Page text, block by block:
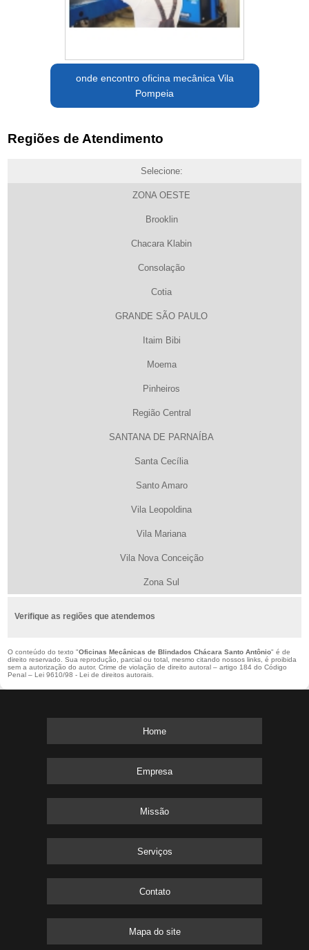
onde encontro oficina mecânica Vila
Pompeia
Regiões de Atendimento
Selecione:
ZONA OESTE
Brooklin
Chacara Klabin
Consolação
Cotia
GRANDE SÃO PAULO
Itaim Bibi
Moema
Pinheiros
Região Central
SANTANA DE PARNAÍBA
Santa Cecília
Santo Amaro
Vila Leopoldina
Vila Mariana
Vila Nova Conceição
Zona Sul
Verifique as regiões que atendemos
O conteúdo do texto "Oficinas Mecânicas de Blindados Chácara Santo Antônio" é de
direito reservado. Sua reprodução, parcial ou total, mesmo citando nossos links, é proibida
sem a autorização do autor. Crime de violação de direito autoral – artigo 184 do Código
Penal – Lei 9610/98 - Lei de direitos autorais.
Home
Empresa
Missão
Serviços
Contato
Mapa do site